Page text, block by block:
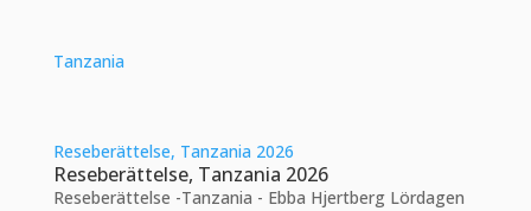
Tanzania
Reseberättelse, Tanzania 2026
Reseberättelse, Tanzania 2026
Reseberättelse -Tanzania - Ebba Hjertberg Lördagen